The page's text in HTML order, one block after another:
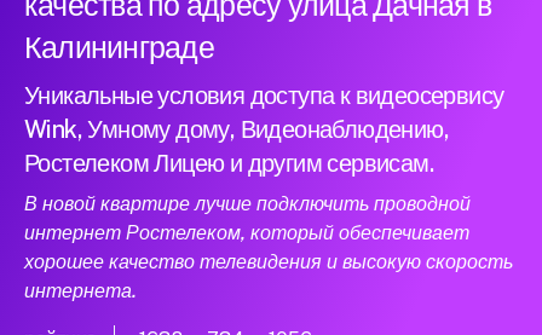
Калининграде
Уникальные условия доступа к видеосервису
Wink, Умному дому, Видеонаблюдению,
Ростелеком Лицею и другим сервисам.
В новой квартире лучше подключить проводной
интернет Ростелеком, который обеспечивает
хорошее качество телевидения и высокую скорость
интернета.